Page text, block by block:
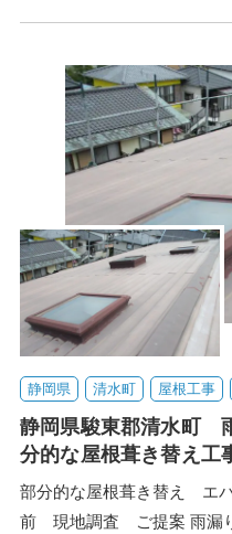
静岡県 清水町 屋根工事
静岡県駿東郡清水町
分的な屋根葺き替え
部分的な屋根葺き替え エバ
前 現地調査 ご提案 雨漏りのご相談があり現地にお伺いい